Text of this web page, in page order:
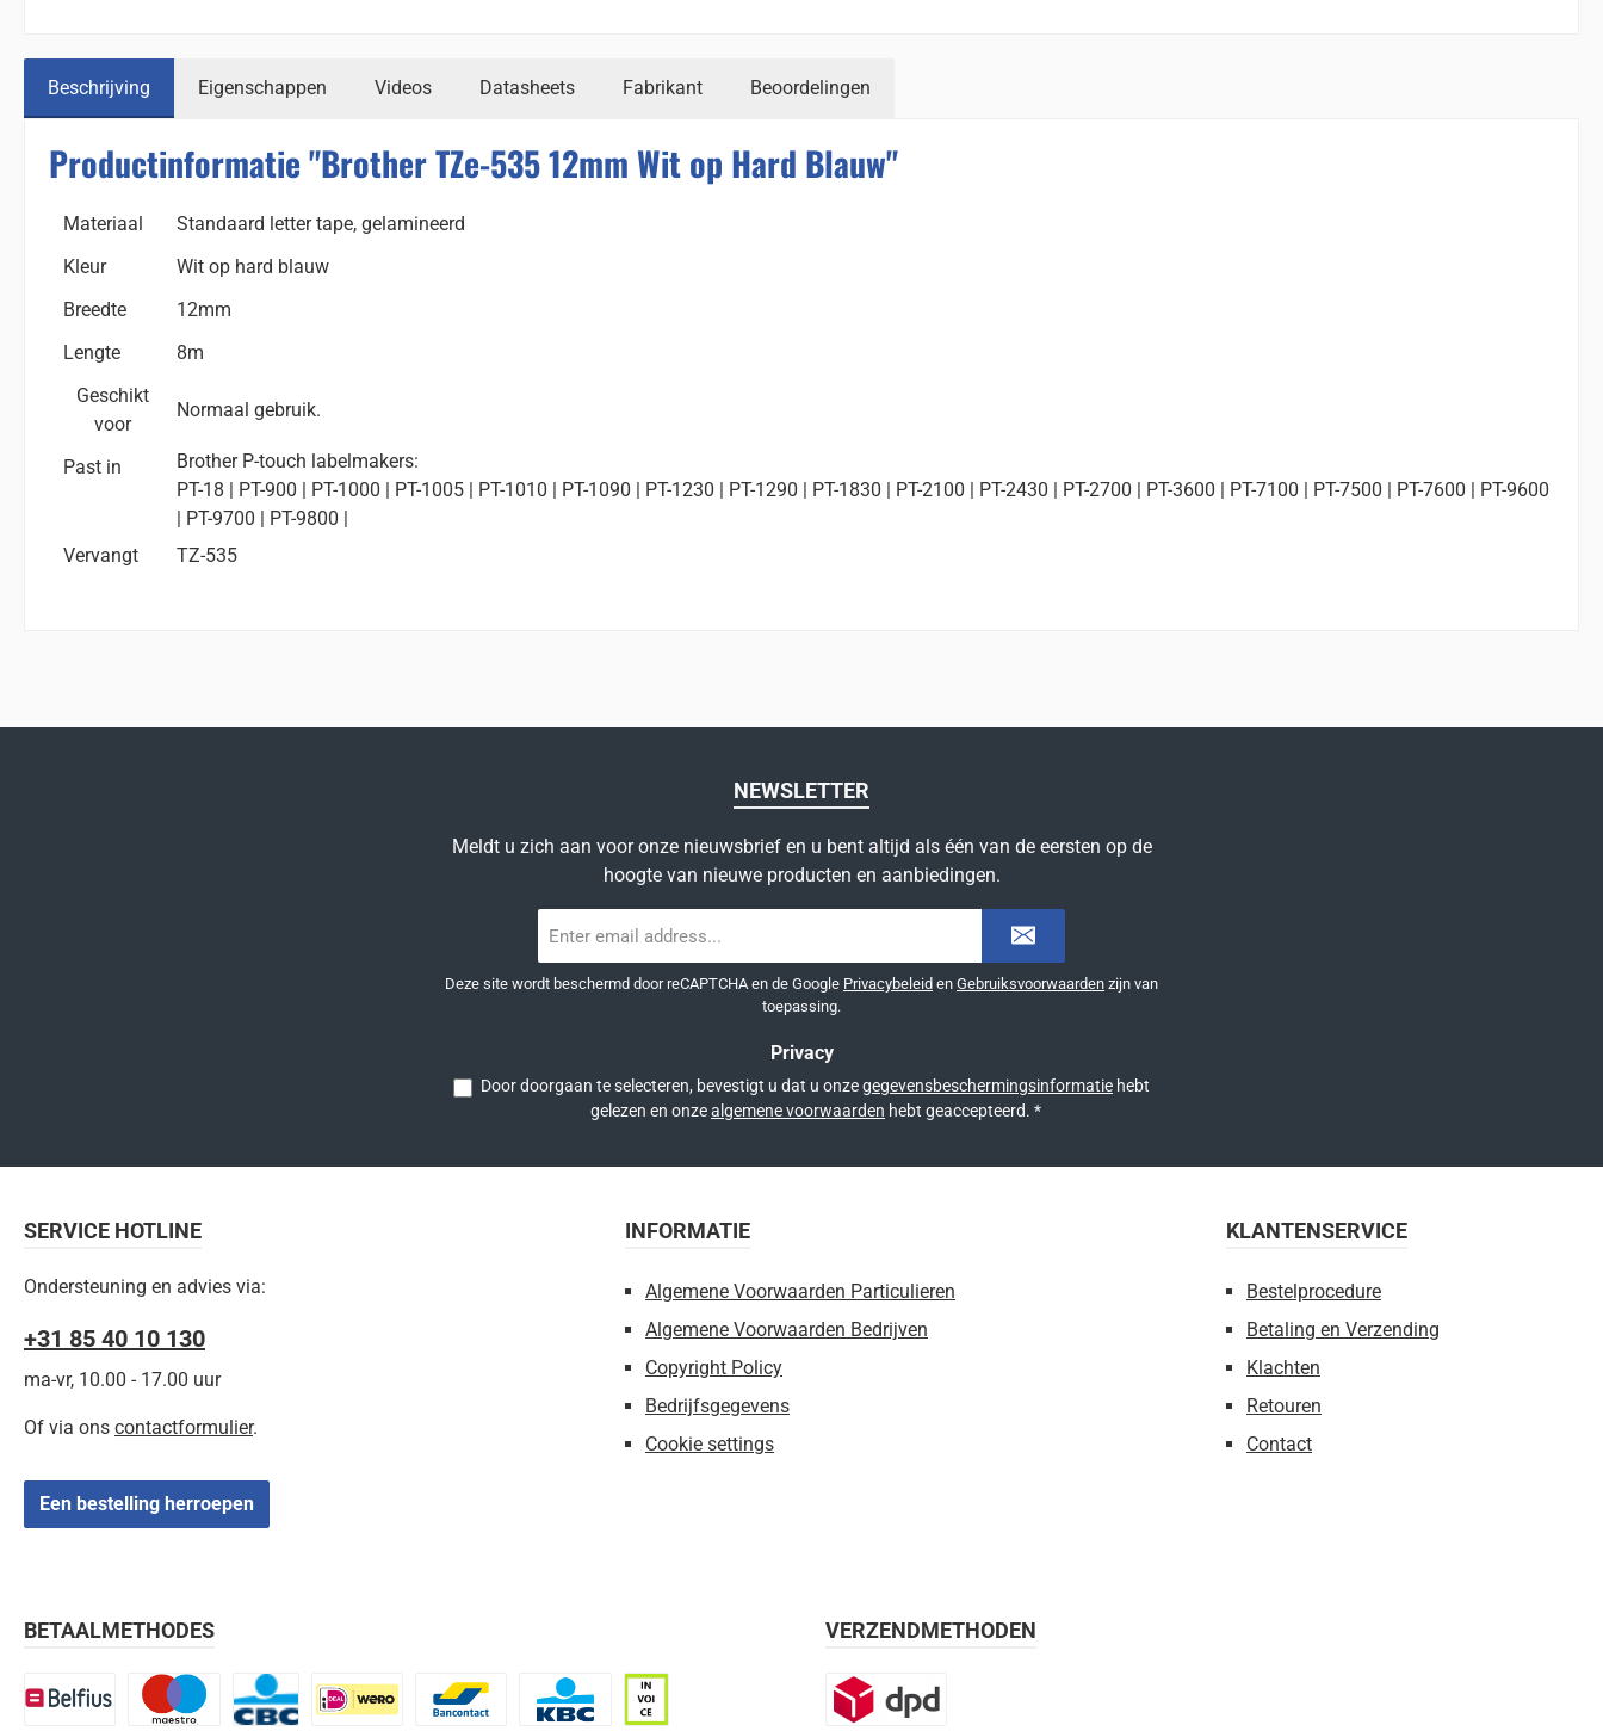
Beschrijving Eigenschappen Videos Datasheets Fabrikant Beoordelingen
Productinformatie "Brother TZe-535 12mm Wit op Hard Blauw"
Materiaal
Standaard letter tape, gelamineerd
Kleur
Wit op hard blauw
Breedte
12mm
Lengte
8m
Geschikt
voor
Normaal gebruik.
Past in
Brother P-touch labelmakers:
PT-18 | PT-900 | PT-1000 | PT-1005 | PT-1010 | PT-1090 | PT-1230 | PT-1290 | PT-1830 | PT-2100 | PT-2430 | PT-2700 | PT-3600 | PT-7100 | PT-7500 | PT-7600 | PT-9600
| PT-9700 | PT-9800 |
Vervangt
TZ-535
NEWSLETTER
Meldt u zich aan voor onze nieuwsbrief en u bent altijd als één van de eersten op de
hoogte van nieuwe producten en aanbiedingen.
mailadres
Deze site wordt beschermd door reCAPTCHA en de Google Privacybeleid en Gebruiksvoorwaarden zijn van
toepassing.
Privacy
Door doorgaan te selecteren, bevestigt u dat u onzegegevensbeschermingsinformatie hebt
gelezen en onzealgemene voorwaarden hebt geaccepteerd. *
SERVICE HOTLINE
Ondersteuning en advies via:
+31 85 40 10 130
ma-vr, 10.00 - 17.00 uur
Of via ons contactformulier.
Een bestelling herroepen
INFORMATIE
Algemene Voorwaarden Particulieren
Algemene Voorwaarden Bedrijven
Copyright Policy
Bedrijfsgegevens
Cookie settings
KLANTENSERVICE
Bestelprocedure
Betaling en Verzending
Klachten
Retouren
Contact
BETAALMETHODES VERZENDMETHODEN